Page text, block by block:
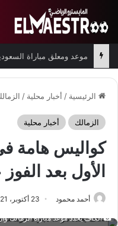
موعد ومعلق مباراة
الرئيسية / أخبار محلية /
الزمالك أخبار محلية
كواليس هامة
الأول بعد
أحمد محمود 23 أكتوبر، 2021
الكاف يحدد موعد مباراة الزمالك